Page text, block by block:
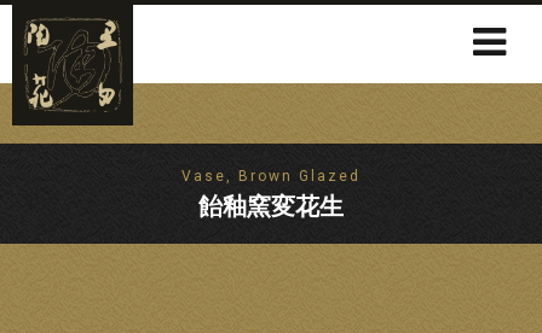
Vase, Brown Glazed
飴釉窯変花生